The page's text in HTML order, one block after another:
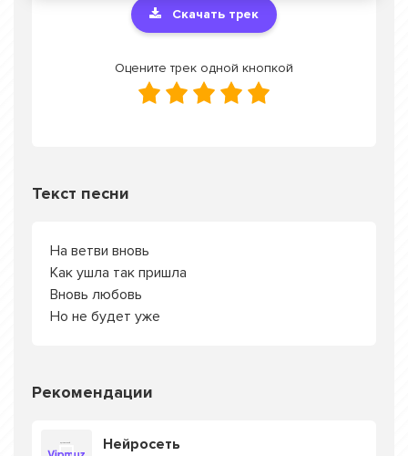
Скачать трек
Оцените трек одной кнопкой
Текст песни
На ветви вновь
Как ушла так пришла
Вновь любовь
Но не будет уже
Рекомендации
Нейросеть